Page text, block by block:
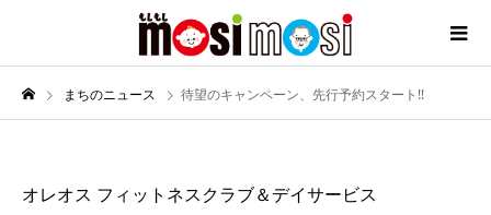
まちのニュース 待望のキャンペーン、先行予約スタート!!
オレオス フィットネスクラブ＆デイサービス